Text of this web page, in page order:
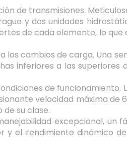
de transmisiones.
y dos unidades
de cada elemento, lo
los cambios de carga. Una
inferiores a las superiores
de funcionamiento.
velocidad máxima de
su clase.
excepcional, un
y el rendimiento dinámico